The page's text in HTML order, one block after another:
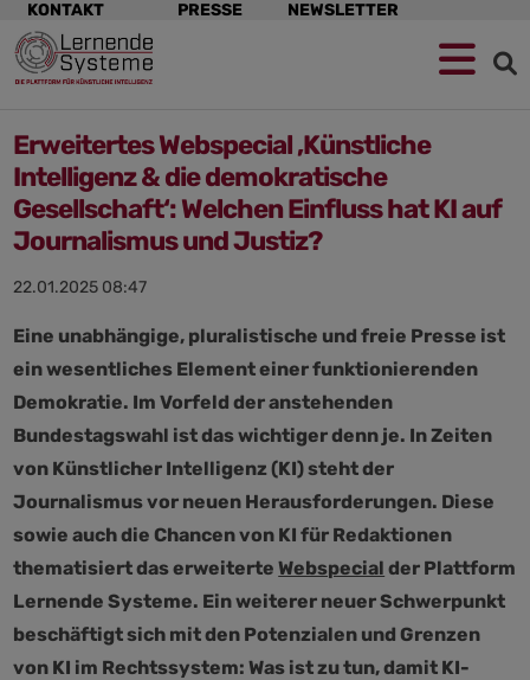
Navigation
überspringen
KONTAKT PRESSE NEWSLETTER
Erweitertes Webspecial ‚Künstliche
Intelligenz & die demokratische
Gesellschaft‘: Welchen Einfluss hat KI auf
Journalismus und Justiz?
22.01.2025 08:47
Eine unabhängige, pluralistische und freie Presse ist
ein wesentliches Element einer funktionierenden
Demokratie. Im Vorfeld der anstehenden
Bundestagswahl ist das wichtiger denn je. In Zeiten
von Künstlicher Intelligenz (KI) steht der
Journalismus vor neuen Herausforderungen. Diese
sowie auch die Chancen von KI für Redaktionen
thematisiert das erweiterteWebspecial der Plattform
Lernende Systeme. Ein weiterer neuer Schwerpunkt
beschäftigt sich mit den Potenzialen und Grenzen
von KI im Rechtssystem: Was ist zu tun, damit KI-